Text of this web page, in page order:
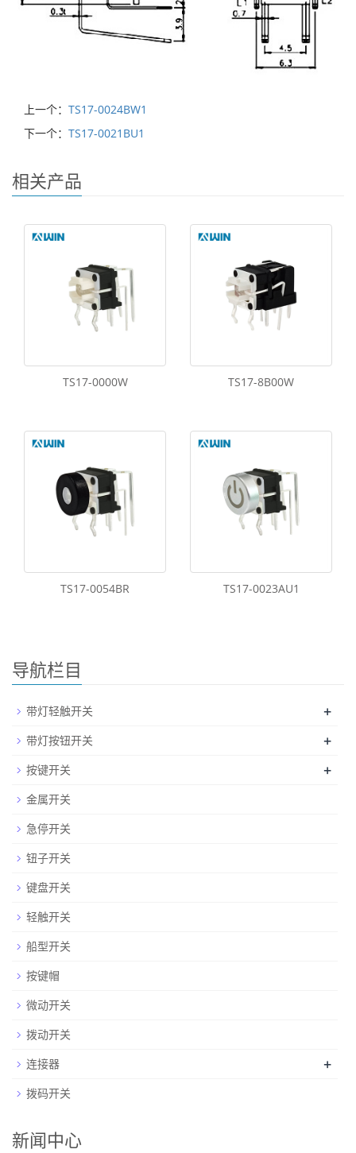
上一个： TS17-0024BW1
下一个： TS17-0021BU1
相关产品
TS17-0000W TS17-8B00W
TS17-0054BR TS17-0023AU1
导航栏目
带灯轻触开关 +
带灯按钮开关 +
按键开关 +
金属开关
急停开关
钮子开关
键盘开关
轻触开关
船型开关
按键帽
微动开关
拨动开关
连接器
+
拨码开关
新闻中心